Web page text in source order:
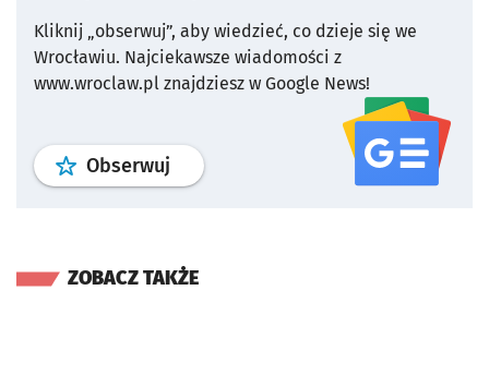
Kliknij „obserwuj”, aby wiedzieć, co dzieje się we
Wrocławiu. Najciekawsze wiadomości z
www.wroclaw.pl znajdziesz w Google News!
Obserwuj profil serwisu
ZOBACZ TAKŻE